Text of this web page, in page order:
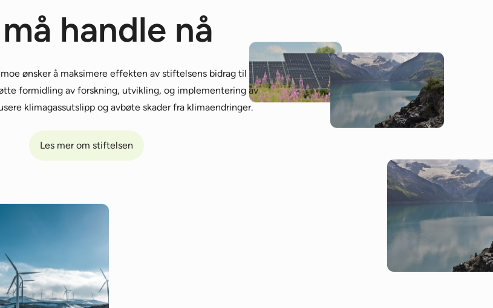
handle nå
ønsker å maksimere effekten av stiftelsens bidrag til
formidling av forskning, utvikling, og implementering av
klimagassutslipp og avbøte skader fra klimaendringer.
Les mer om stiftelsen